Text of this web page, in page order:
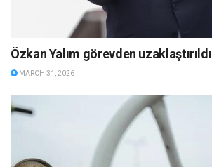
Özkan Yalım görevden uzaklaştırıldı
MARCH 31, 2026